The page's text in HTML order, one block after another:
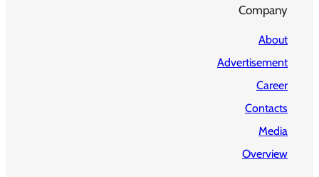
Company
About
Advertisement
Career
Contacts
Media
Overview